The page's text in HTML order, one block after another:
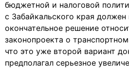
бюджетной и налоговой
с Забайкальского края должен
окончательное решение
законопроекта о
что это уже второй вариант
предполагал серьезное